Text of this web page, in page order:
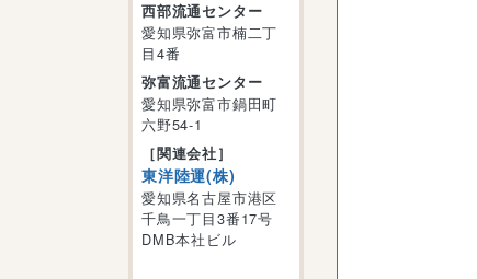
西部流通センター
愛知県弥富市楠二丁
目4番
弥富流通センター
愛知県弥富市鍋田町
六野54-1
［関連会社］
東洋陸運(株)
愛知県名古屋市港区
千鳥一丁目3番17号
DMB本社ビル